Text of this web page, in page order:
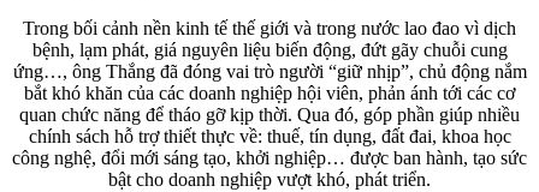
Trong bối cảnh nền kinh tế thế giới và trong nước lao đao vì dịch
bệnh, lạm phát, giá nguyên liệu biến động, đứt gãy chuỗi cung
ứng…, ông Thắng đã đóng vai trò người “giữ nhịp”, chủ động nắm
bắt khó khăn của các doanh nghiệp hội viên, phản ánh tới các cơ
quan chức năng để tháo gỡ kịp thời. Qua đó, góp phần giúp nhiều
chính sách hỗ trợ thiết thực về: thuế, tín dụng, đất đai, khoa học
công nghệ, đổi mới sáng tạo, khởi nghiệp… được ban hành, tạo sức
bật cho doanh nghiệp vượt khó, phát triển.